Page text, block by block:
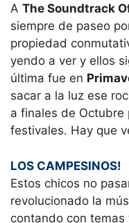
A The Soundtrack
siempre de paseo
propiedad
yendo a ver y ellos
última fue en
sacar a la luz ese
a finales de Octubre
festivales. Hay que
LOS CAMPESINOS!
Estos chicos no
revolucionado la
contando con